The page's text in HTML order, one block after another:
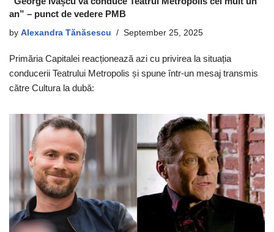
an” – punct de vedere PMB
by Alexandra Tănăsescu September 25, 2025
Primăria Capitalei reacționează azi cu privirea la situația
conducerii Teatrului Metropolis și spune într-un mesaj transmis
către Cultura la dubă: